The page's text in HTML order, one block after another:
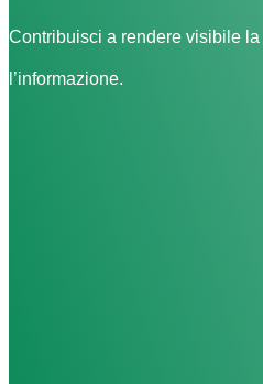
Contribuisci a rendere visibile
l’informazione.